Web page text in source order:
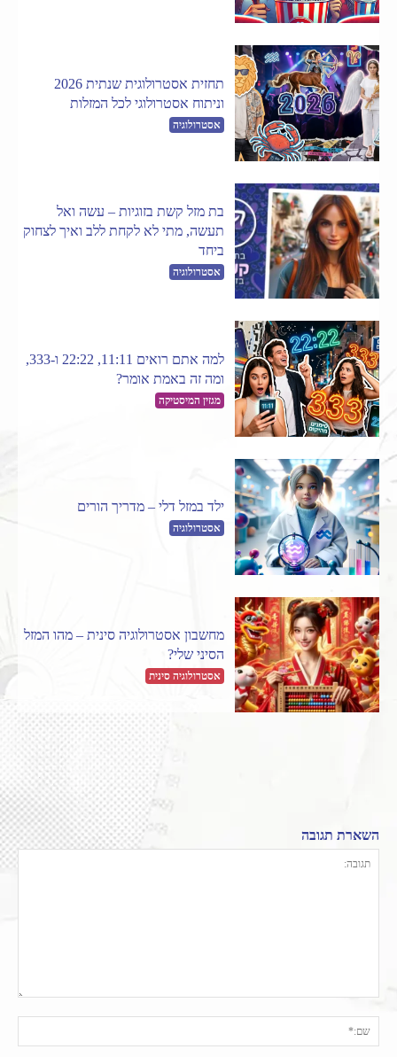
תחזית אסטרולוגית שנתית 2026
וניתוח אסטרולוגי לכל המזלות
אסטרולוגיה
בת מזל קשת בזוגיות – עשה ואל
תעשה, מתי לא לקחת ללב ואיך לצחוק
ביחד
אסטרולוגיה
למה אתם רואים 11:11, 22:22 ו-333,
ומה זה באמת אומר?
מגזין המיסטיקה
ילד במזל דלי – מדריך הורים
אסטרולוגיה
מחשבון אסטרולוגיה סינית – מהו המזל
הסיני שלי?
אסטרולוגיה סינית
השארת תגובה